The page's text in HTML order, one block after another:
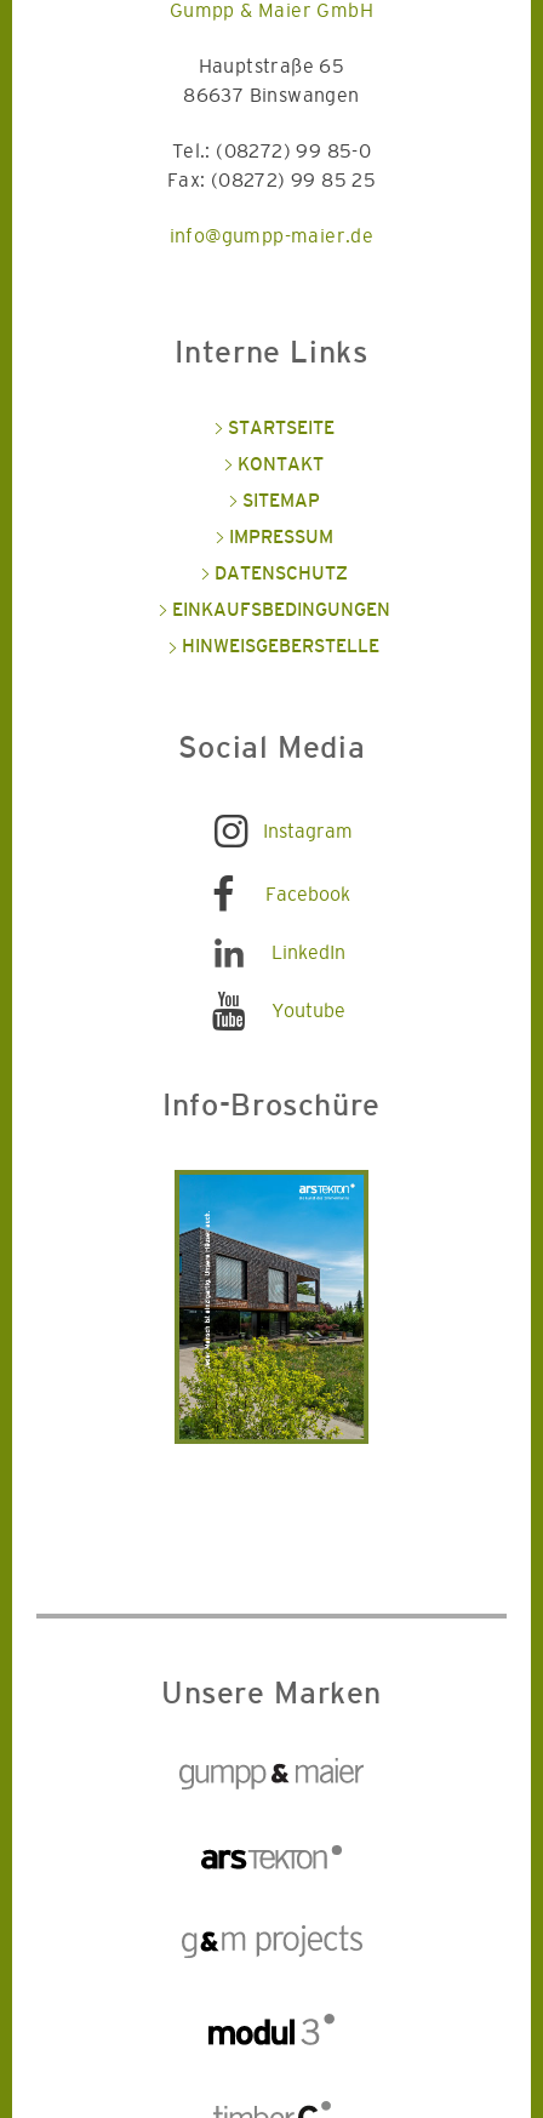
Gumpp & Maier GmbH
Hauptstraße 65
86637 Binswangen
Tel.: (08272) 99 85-0
Fax: (08272) 99 85 25
info@gumpp-maier.de
Interne Links
STARTSEITE
KONTAKT
SITEMAP
IMPRESSUM
DATENSCHUTZ
EINKAUFSBEDINGUNGEN
HINWEISGEBERSTELLE
Social Media
Instagram
Facebook
LinkedIn
Youtube
Info-Broschüre
Unsere Marken